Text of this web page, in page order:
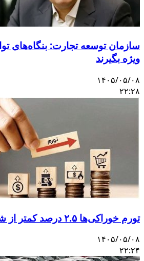
سازمان توسعه تجارت: بنگاه‌های
ویژه بگیرند
۱۴۰۵/۰۵/۰۸
۲۲:۲۸
تورم خوراکی‌ها ۲.۵ درصد کمتر از شاخص کل شد
۱۴۰۵/۰۵/۰۸
۲۲:۲۴